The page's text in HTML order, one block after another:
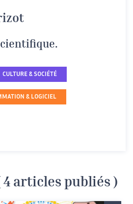
CULTURE & SOCIÉTÉ
& LOGICIEL
4 articles publiés )